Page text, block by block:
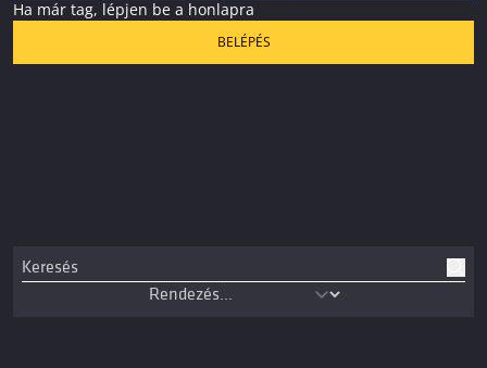
Ha már tag, lépjen be a honlapra
BELÉPÉS